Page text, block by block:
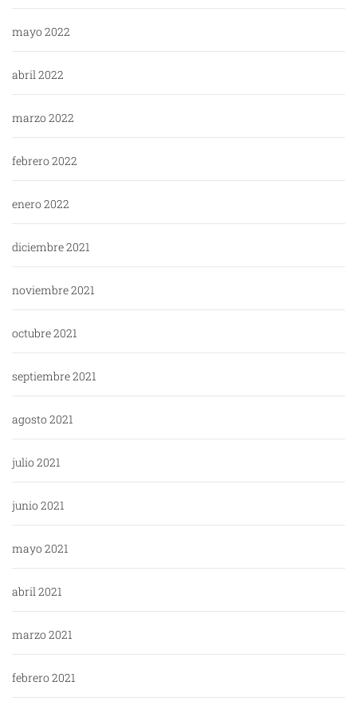
mayo 2022
abril 2022
marzo 2022
febrero 2022
enero 2022
diciembre 2021
noviembre 2021
octubre 2021
septiembre 2021
agosto 2021
julio 2021
junio 2021
mayo 2021
abril 2021
marzo 2021
febrero 2021